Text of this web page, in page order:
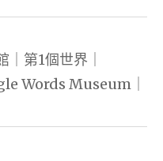
｜第1個世界｜
Words Museum｜